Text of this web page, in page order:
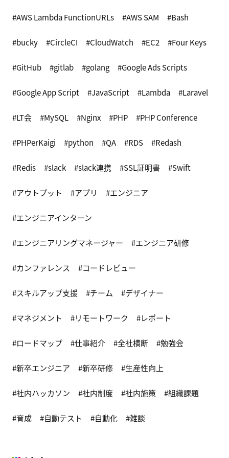
AWS Lambda FunctionURLs AWS SAM Bash
bucky CircleCI CloudWatch EC2 Four Keys
GitHub gitlab golang Google Ads Scripts
Google App Script JavaScript Lambda Laravel
LT会 MySQL Nginx PHP PHP Conference
PHPerKaigi python QA RDS Redash
Redis slack slack連携 SSL証明書 Swift
アウトプット アプリ エンジニア
エンジニアインターン
エンジニアリングマネージャー エンジニア研修
カンファレンス コードレビュー
スキルアップ支援 チーム デザイナー
マネジメント リモートワーク レポート
ロードマップ 仕事紹介 全社横断 勉強会
新卒エンジニア 新卒研修 生産性向上
社内ハッカソン 社内制度 社内施策 組織課題
育成 自動テスト 自動化 雑談